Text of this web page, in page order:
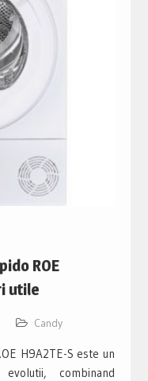
ROE
utile
Candy
H9A2TE-S este un
combinand